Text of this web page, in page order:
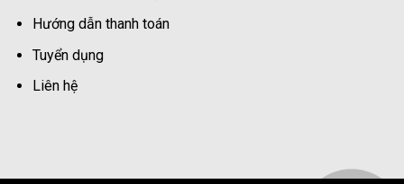
Hướng dẫn thanh toán
Tuyển dụng
Liên hệ